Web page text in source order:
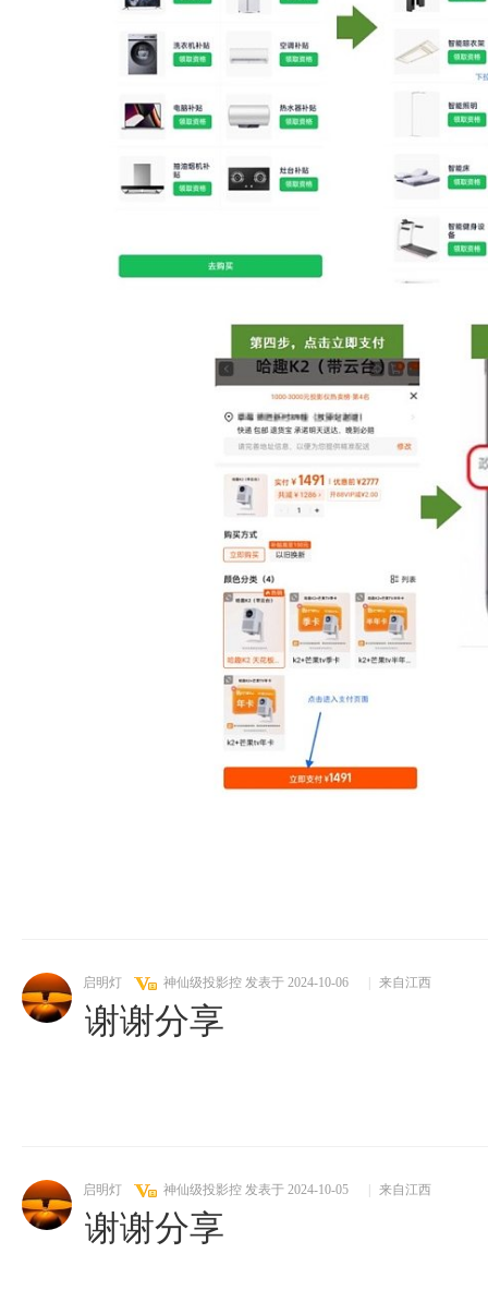
启明灯 神仙级投影控 发表于 2024-10-06 来自江西
谢谢分享
启明灯 神仙级投影控 发表于 2024-10-05 来自江西
谢谢分享